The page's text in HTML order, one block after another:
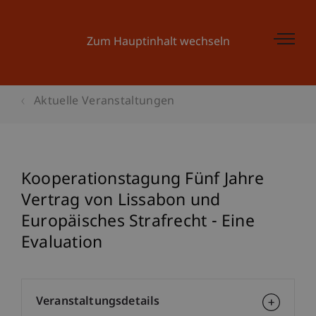
Zum Hauptinhalt wechseln
Aktuelle Veranstaltungen
Kooperationstagung Fünf Jahre
Vertrag von Lissabon und
Europäisches Strafrecht - Eine
Evaluation
Veranstaltungsdetails